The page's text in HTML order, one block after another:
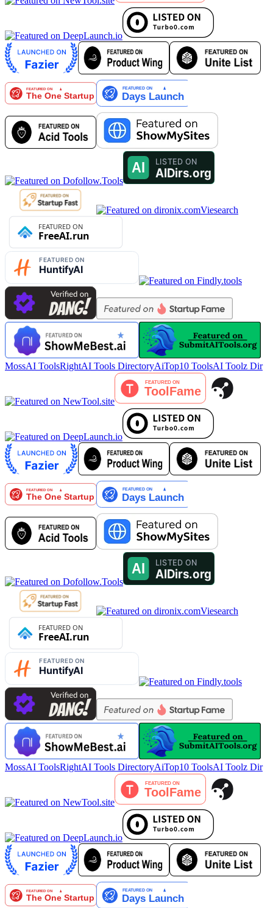
Viesearch
MossAI ToolsRightAI Tools DirectoryAiTop10 ToolsAI Toolz Dir
Viesearch
MossAI ToolsRightAI Tools DirectoryAiTop10 ToolsAI Toolz Dir